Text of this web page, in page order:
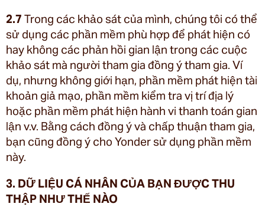
2.7 Trong các khảo sát của mình, chúng tôi có thể
sử dụng các phần mềm phù hợp để phát hiện có
hay không các phản hồi gian lận trong các cuộc
khảo sát mà người tham gia đồng ý tham gia. Ví
dụ, nhưng không giới hạn, phần mềm phát hiện tài
khoản giả mạo, phần mềm kiểm tra vị trí địa lý
hoặc phần mềm phát hiện hành vi thanh toán gian
lận v.v. Bằng cách đồng ý và chấp thuận tham gia,
bạn cũng đồng ý cho Yonder sử dụng phần mềm
này.
3. DỮ LIỆU CÁ NHÂN CỦA BẠN ĐƯỢC THU
THẬP NHƯ THẾ NÀO